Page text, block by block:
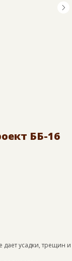
ББ-16
дает усадки, трещин и